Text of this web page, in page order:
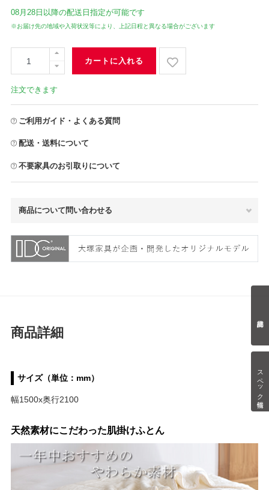
スペック情報
08月28日 以降の配送日指定が可能です
※お届け先の地域や入荷状況等により、上記日程と異なる場合がございます
カートに入れる
注文できます
ご利用ガイド・よくある質問
配送・送料について
不要家具のお引取りについて
商品について問い合わせる
商品詳細
サイズ（単位：mm）
幅1500x奥行2100
天然素材にこだわった肌掛けふとん